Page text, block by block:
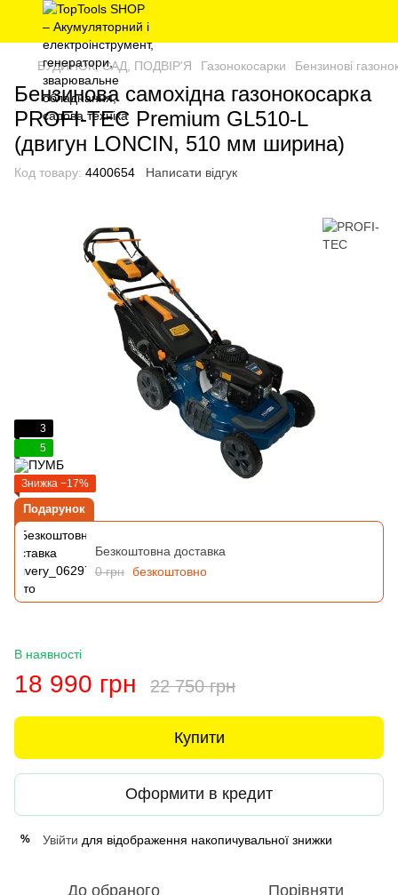
БУДИНОК, САД, ПОДВІР'Я Газонокосарки Бензинові
Бензинова самохідна газонокосарка
PROFI-TEC Premium GL510-L
(двигун LONCIN, 510 мм ширина)
Код товару: 4400654 Написати відгук
3
5
Знижка −17%
Подарунок
Безкоштовна доставка
0 грн безкоштовно
В наявності
18 990 грн 22 750 грн
Купити
Оформити в кредит
% Увійти для відображення накопичувальної знижки
До обраного Порівняти